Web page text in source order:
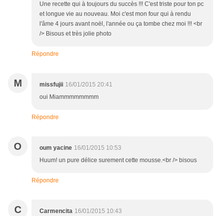
Une recette qui à toujours du succès !!! C'est triste pour ton pc
et longue vie au nouveau. Moi c'est mon four qui à rendu
l'âme 4 jours avant noël, l'année ou ça tombe chez moi !!! <br
/> Bisous et très jolie photo
Répondre
M missfujii 16/01/2015 20:41
oui Miammmmmmmm
Répondre
O oum yacine 16/01/2015 10:53
Huum! un pure délice surement cette mousse.<br /> bisous
Répondre
C Carmencita 16/01/2015 10:43